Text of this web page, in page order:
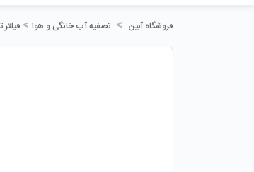
فروشگاه آبین > تصفیه آب خانگی و هوا >